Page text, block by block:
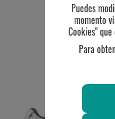
TE
Puedes
momento
Cookies"
Para